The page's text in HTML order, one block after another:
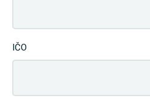
IČO